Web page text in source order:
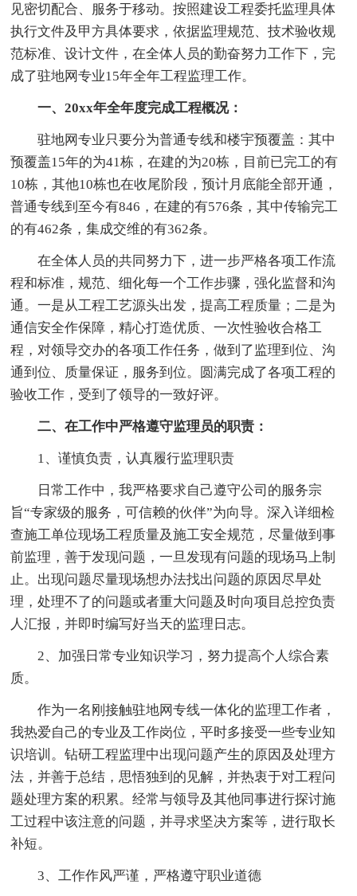
见密切配合、服务于移动。按照建设工程委托监理具体
执行文件及甲方具体要求，依据监理规范、技术验收规
范标准、设计文件，在全体人员的勤奋努力工作下，完
成了驻地网专业15年全年工程监理工作。
一、20xx年全年度完成工程概况：
驻地网专业只要分为普通专线和楼宇预覆盖：其中
预覆盖15年的为41栋，在建的为20栋，目前已完工的有
10栋，其他10栋也在收尾阶段，预计月底能全部开通，
普通专线到至今有846，在建的有576条，其中传输完工
的有462条，集成交维的有362条。
在全体人员的共同努力下，进一步严格各项工作流
程和标准，规范、细化每一个工作步骤，强化监督和沟
通。一是从工程工艺源头出发，提高工程质量；二是为
通信安全作保障，精心打造优质、一次性验收合格工
程，对领导交办的各项工作任务，做到了监理到位、沟
通到位、质量保证，服务到位。圆满完成了各项工程的
验收工作，受到了领导的一致好评。
二、在工作中严格遵守监理员的职责：
1、谨慎负责，认真履行监理职责
日常工作中，我严格要求自己遵守公司的服务宗
旨“专家级的服务，可信赖的伙伴”为向导。深入详细检
查施工单位现场工程质量及施工安全规范，尽量做到事
前监理，善于发现问题，一旦发现有问题的现场马上制
止。出现问题尽量现场想办法找出问题的原因尽早处
理，处理不了的问题或者重大问题及时向项目总控负责
人汇报，并即时编写好当天的监理日志。
2、加强日常专业知识学习，努力提高个人综合素
质。
作为一名刚接触驻地网专线一体化的监理工作者，
我热爱自己的专业及工作岗位，平时多接受一些专业知
识培训。钻研工程监理中出现问题产生的原因及处理方
法，并善于总结，思悟独到的见解，并热衷于对工程问
题处理方案的积累。经常与领导及其他同事进行探讨施
工过程中该注意的问题，并寻求坚决方案等，进行取长
补短。
3、工作作风严谨，严格遵守职业道德